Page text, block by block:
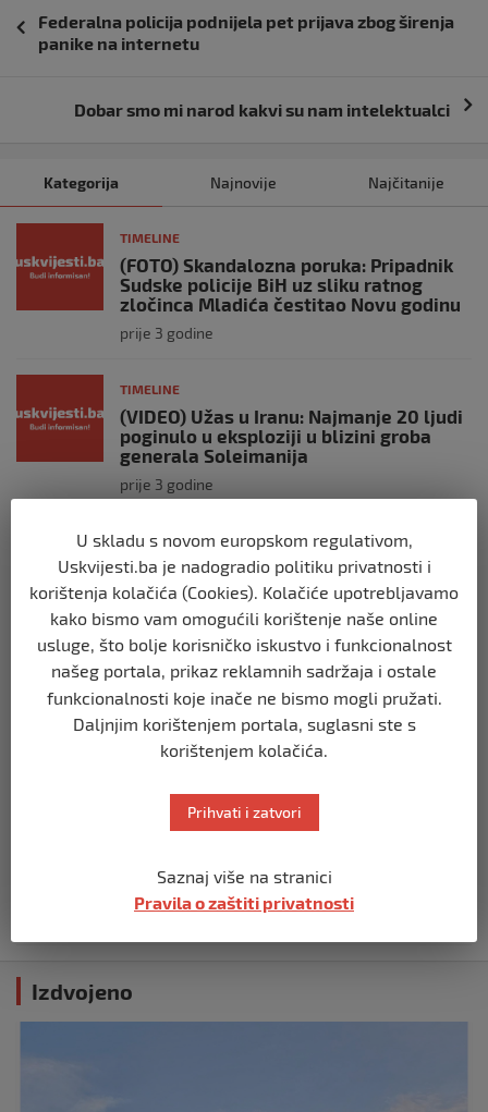
objava
Federalna policija podnijela pet prijava zbog širenja
panike na internetu
Dobar smo mi narod kakvi su nam intelektualci
Kategorija Najnovije Najčitanije
TIMELINE
(FOTO) Skandalozna poruka: Pripadnik
Sudske policije BiH uz sliku ratnog
zločinca Mladića čestitao Novu godinu
prije 3 godine
TIMELINE
(VIDEO) Užas u Iranu: Najmanje 20 ljudi
poginulo u eksploziji u blizini groba
generala Soleimanija
prije 3 godine
TIMELINE
Staša Košarac na mukama: Evo šta su
mu uradili
prije 3 godine
TIMELINE
Ko završi svoj dan zikrom i veličanjem
Allaha, cijeli dan će mu biti upisan kao
tri Srbina zbog ratnih zločina nad
Bošnjacima na području Vlasenice
Izdvojeno
U skladu s novom europskom regulativom,
Uskvijesti.ba je nadogradio politiku privatnosti i
korištenja kolačića (Cookies). Kolačiće upotrebljavamo
kako bismo vam omogućili korištenje naše online
usluge, što bolje korisničko iskustvo i funkcionalnost
našeg portala, prikaz reklamnih sadržaja i ostale
funkcionalnosti koje inače ne bismo mogli pružati.
Daljnjim korištenjem portala, suglasni ste s
korištenjem kolačića.
Prihvati i zatvori
Saznaj više na stranici
Pravila o zaštiti privatnosti